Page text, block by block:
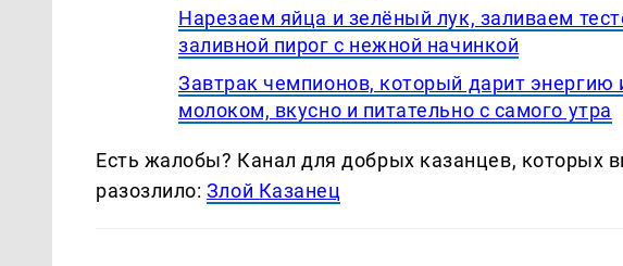
Нарезаем яйца и зелёный лук, заливаем
заливной пирог с нежной начинкой
Завтрак чемпионов, который дарит энергию
молоком, вкусно и питательно с самого утра
Есть жалобы? Канал для добрых казанцев, которых
разозлило: Злой Казанец